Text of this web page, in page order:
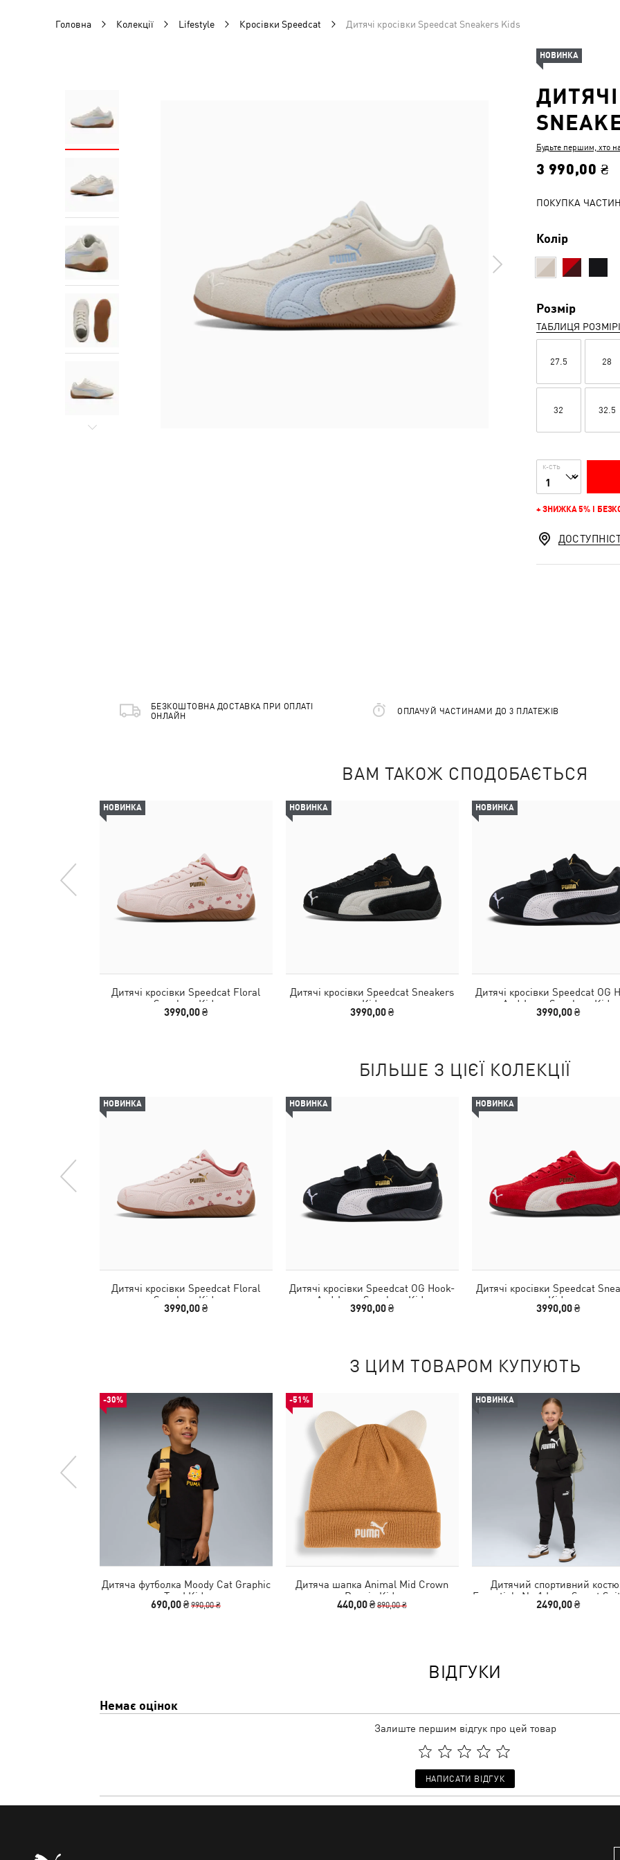
Головна Колекції Lifestyle Кросівки Speedcat Дитячі кросівки Speedcat Sneakers Kids
ДИТЯЧІ
Будьте першим, хто
3 990,00 ₴
ПОКУПКА
Колір
Розмір
ТАБЛИЦЯ
27.5 28
32 32.5
К-СТЬ
+ ЗНИЖКА 5% І
НОВИНКА
БЕЗКОШТОВНА ДОСТАВКА ПРИ ОПЛАТІ
ОНЛАЙН
ОПЛАЧУЙ ЧАСТИНАМИ ДО 3 ПЛАТЕЖІВ
ВАМ ТАКОЖ СПОДОБАЄТЬСЯ
НОВИНКА
Дитячі кросівки Speedcat Floral
Sneakers Kids
3990,00 ₴
НОВИНКА
Дитячі кросівки Speedcat Sneakers
Kids
3990,00 ₴
НОВИНКА
Дитячі кросівки Speedcat OG
And-Loop Sneakers Kids
3990,00 ₴
БІЛЬШЕ З ЦІЄЇ КОЛЕКЦІЇ
НОВИНКА
Дитячі кросівки Speedcat Floral
Sneakers Kids
3990,00 ₴
НОВИНКА
Дитячі кросівки Speedcat OG Hook-
And-Loop Sneakers Kids
3990,00 ₴
НОВИНКА
Дитячі кросівки Speedcat
Kids
3990,00 ₴
З ЦИМ ТОВАРОМ КУПУЮТЬ
-30%
Дитяча футболка Moody Cat Graphic
Tee I Kids
690,00 ₴990,00 ₴
-51%
Дитяча шапка Animal Mid Crown
Beanie Kids
440,00 ₴890,00 ₴
НОВИНКА
Дитячий спортивний
Essentials No.1 Logo Sweat Suit
2490,00 ₴
ВІДГУКИ
Немає оцінок
Залиште першим відгук про цей товар
НАПИСАТИ ВІДГУК